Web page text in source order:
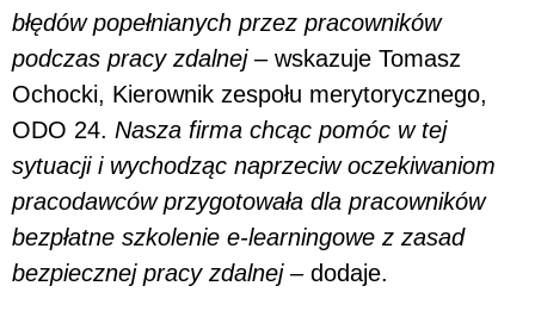
błędów popełnianych przez pracowników
podczas pracy zdalnej – wskazuje Tomasz
Ochocki, Kierownik zespołu merytorycznego,
ODO 24. Nasza firma chcąc pomóc w tej
sytuacji i wychodząc naprzeciw oczekiwaniom
pracodawców przygotowała dla pracowników
bezpłatne szkolenie e-learningowe z zasad
bezpiecznej pracy zdalnej –dodaje.